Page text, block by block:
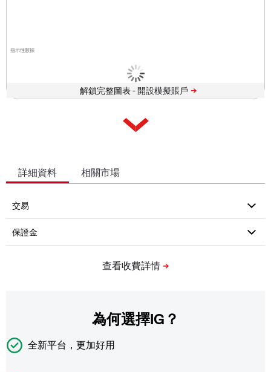
指示性數據
解鎖完整圖表 -
詳細資料 相關市場
為何選擇IG？
全新平台，更加好用